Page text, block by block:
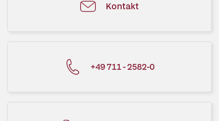
Kontakt
+49 711 - 2582-0